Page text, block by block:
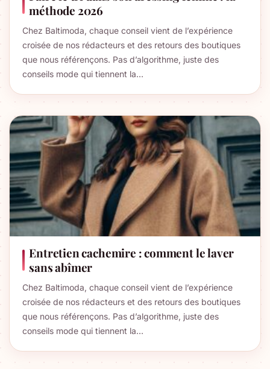
méthode 2026
Chez Baltimoda, chaque conseil vient de l’expérience
croisée de nos rédacteurs et des retours des boutiques
que nous référençons. Pas d’algorithme, juste des
conseils mode qui tiennent la…
Entretien cachemire : comment le laver
sans abîmer
Chez Baltimoda, chaque conseil vient de l’expérience
croisée de nos rédacteurs et des retours des boutiques
que nous référençons. Pas d’algorithme, juste des
conseils mode qui tiennent la…